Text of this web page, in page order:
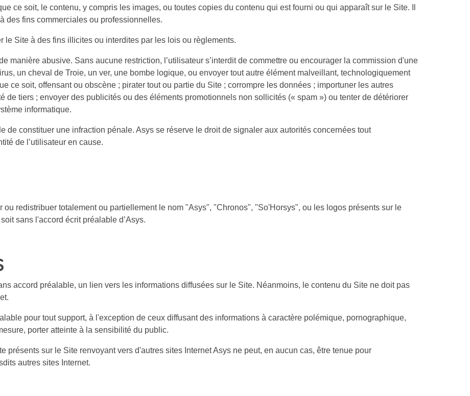
ce soit, le contenu, y compris les images, ou toutes copies du contenu qui est fourni ou qui apparaît sur le Site. Il
des fins commerciales ou professionnelles.
le Site à des fins illicites ou interdites par les lois ou règlements.
manière abusive. Sans aucune restriction, l’utilisateur s’interdit de commettre ou encourager la commission d'une
un cheval de Troie, un ver, une bombe logique, ou envoyer tout autre élément malveillant, technologiquement
ce soit, offensant ou obscène ; pirater tout ou partie du Site ; corrompre les données ; importuner les autres
de tiers ; envoyer des publicités ou des éléments promotionnels non sollicités (« spam ») ou tenter de détériorer
informatique.
de constituer une infraction pénale. Asys se réserve le droit de signaler aux autorités concernées tout
de l’utilisateur en cause.
ou redistribuer totalement ou partiellement le nom "Asys", "Chronos", "So'Horsys", ou les logos présents sur le
sans l'accord écrit préalable d’Asys.
accord préalable, un lien vers les informations diffusées sur le Site. Néanmoins, le contenu du Site ne doit pas
pour tout support, à l'exception de ceux diffusant des informations à caractère polémique, pornographique,
porter atteinte à la sensibilité du public.
présents sur le Site renvoyant vers d'autres sites Internet Asys ne peut, en aucun cas, être tenue pour
autres sites Internet.